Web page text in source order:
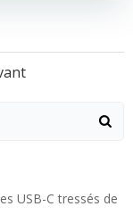
USB-C tressés de